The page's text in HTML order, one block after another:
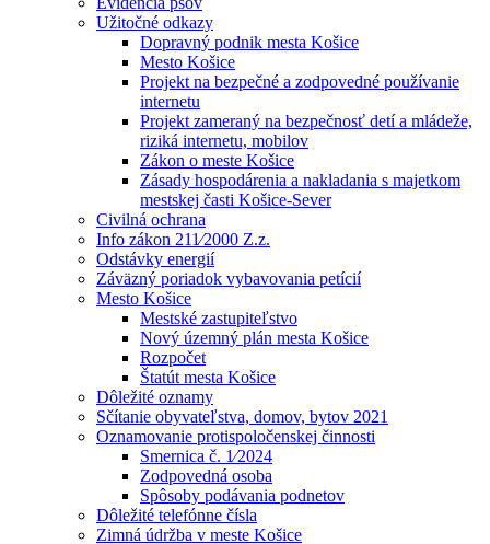
Užitočné odkazy
Dopravný podnik mesta Košice
Mesto Košice
Projekt na bezpečné a zodpovedné používanie
internetu
Projekt zameraný na bezpečnosť detí a mládeže,
riziká internetu, mobilov
Zákon o meste Košice
Zásady hospodárenia a nakladania s majetkom
mestskej časti Košice-Sever
Civilná ochrana
Info zákon 211⁄2000 Z.z.
Odstávky energií
Záväzný poriadok vybavovania petícií
Mesto Košice
Mestské zastupiteľstvo
Nový územný plán mesta Košice
Rozpočet
Štatút mesta Košice
Dôležité oznamy
Sčítanie obyvateľstva, domov, bytov 2021
Oznamovanie protispoločenskej činnosti
Smernica č. 1⁄2024
Zodpovedná osoba
Spôsoby podávania podnetov
Dôležité telefónne čísla
Zimná údržba v meste Košice